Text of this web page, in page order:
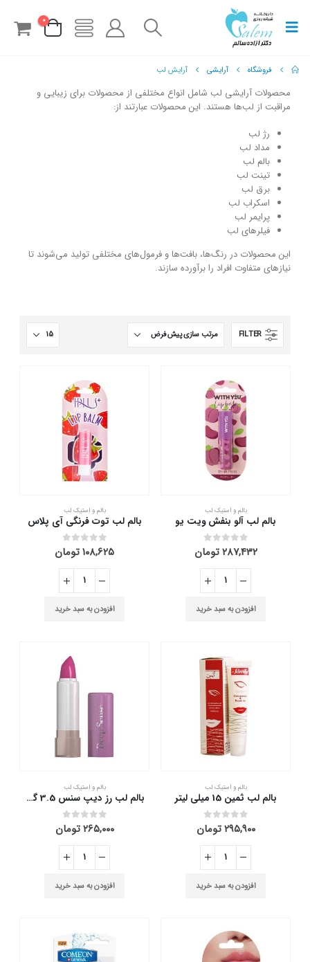
0
فروشگاه آرایشی آرایش لب
محصولات آرایشی لب شامل انواع مختلفی از محصولات برای زیبایی و
مراقبت از لب‌ها هستند. این محصولات عبارتند از:
رژ لب
مداد لب
بالم لب
تینت لب
برق لب
اسکراب لب
پرایمر لب
فیلرهای لب
این محصولات در رنگ‌ها، بافت‌ها و فرمول‌های مختلفی تولید می‌شوند تا
نیازهای متفاوت افراد را برآورده سازند.
FILTER
بالم و استیک لب
بالم لب آلو بنفش ویت یو
0
out of 5
۲۸۷,۴۳۲تومان
افزودن به سبد خرید
بالم و استیک لب
بالم لب توت فرنگی آی پلاس
0
out of 5
۱۰۸,۶۲۵تومان
افزودن به سبد خرید
بالم و استیک لب
بالم لب ثمین 15 میلی لیتر
0
out of 5
۲۹۵,۹۰۰تومان
افزودن به سبد خرید
بالم و استیک لب
بالم لب رز دیپ سنس 3.5 گرم
۲۶۵,۰۰۰تومان
افزودن به سبد خرید